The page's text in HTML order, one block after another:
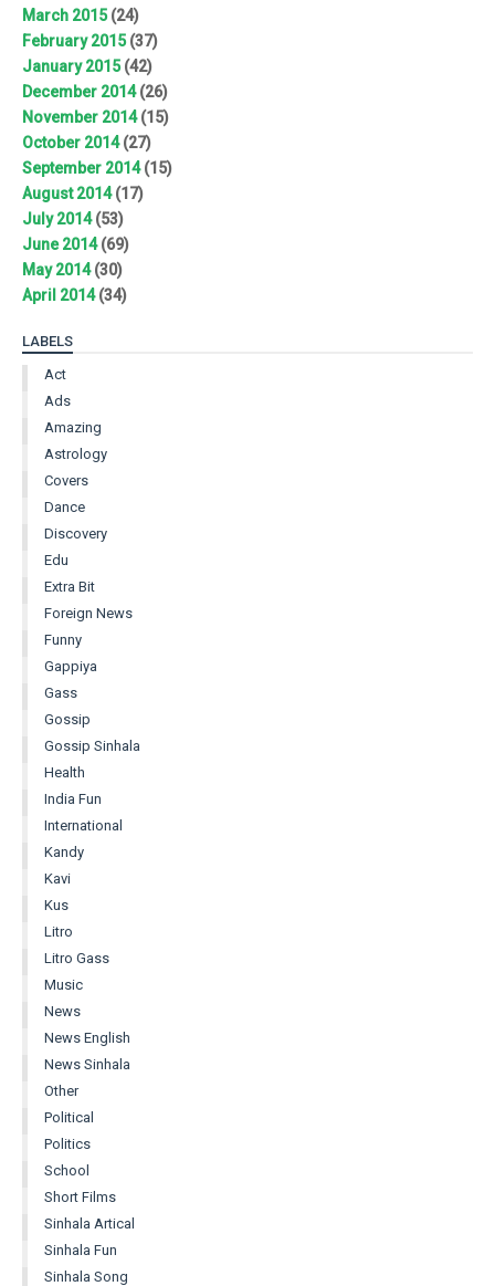
March 2015(24)
February 2015(37)
January 2015(42)
December 2014(26)
November 2014(15)
October 2014(27)
September 2014(15)
August 2014(17)
July 2014(53)
June 2014(69)
May 2014(30)
April 2014(34)
LABELS
Act
Ads
Amazing
Astrology
Covers
Dance
Discovery
Edu
Extra Bit
Foreign News
Funny
Gappiya
Gass
Gossip
Gossip Sinhala
Health
India Fun
International
Kandy
Kavi
Kus
Litro
Litro Gass
Music
News
News English
News Sinhala
Other
Political
Politics
School
Short Films
Sinhala Artical
Sinhala Fun
Sinhala Song